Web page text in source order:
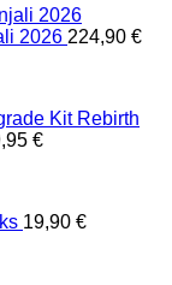
2026 224,90 €
Rebirth
€
19,90 €